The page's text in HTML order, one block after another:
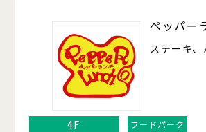
ペッパー
ステーキ
4F フードパーク